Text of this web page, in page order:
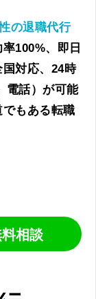
の退職代行
100%、即日
対応、24時
電話）が可能
もある転職
相談